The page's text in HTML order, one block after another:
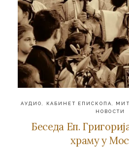
АУДИО КАБИНЕТ ЕПИСКОПА
НОВОСТИ
Беседа Еп.
храму у